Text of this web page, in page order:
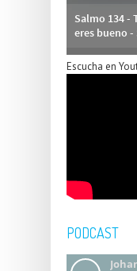
Escucha en
PODCAST